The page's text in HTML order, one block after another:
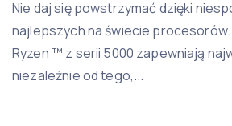
Nie daj się powstrzymać dzięki
najlepszych na świecie
Ryzen ™ z serii 5000 zapewniają
niezależnie od tego,...